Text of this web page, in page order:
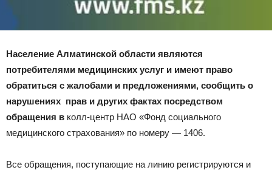
Население Алматинской области являются
потребителями медицинских услуг и имеют право
обратиться с жалобами и предложениями, сообщить о
нарушениях прав и других фактах посредством
обращения в колл-центр НАО «Фонд социального
медицинского страхования» по номеру — 1406.
Все обращения, поступающие на линию регистрируются и